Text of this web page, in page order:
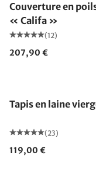
Couverture en
« Califa »
(12)
207,90 €
Tapis en laine
(23)
119,00 €